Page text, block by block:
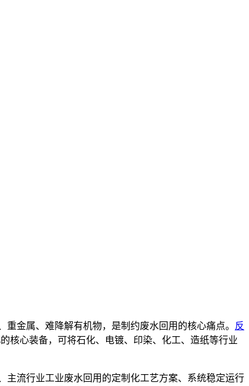
金属、难降解有机物，是制约废水回用的核心痛点。
反
核心装备，可将石化、电镀、印染、化工、造纸等行业
主流行业工业废水回用的定制化工艺方案、系统稳定运行